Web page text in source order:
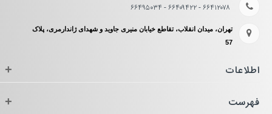
۶۶۴۱۲۰۷۸ - ۶۶۴۰۹۴۲۲ - ۶۶۴۹۵۰۳۴
تهران، میدان انقلاب، تقاطع خیابان منیری جاوید و شهدای ژاندارمری، پلاک
57
اطلاعات +
فهرست +